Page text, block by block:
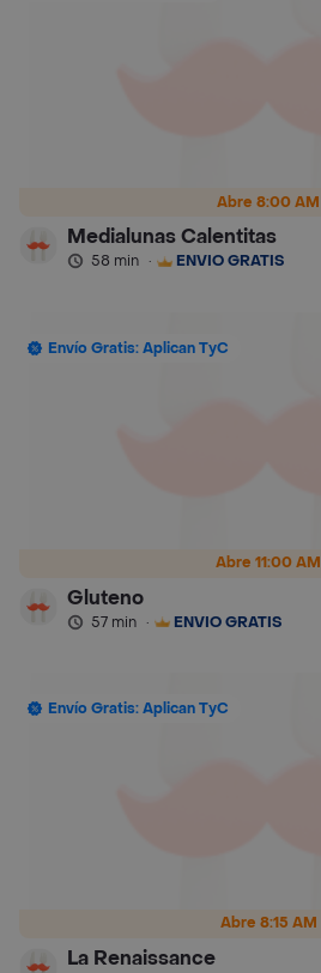
Abre 8:00 AM
Medialunas Calentitas
58 min · ENVÍO GRATIS
Abre 11:00 AM
Envío Gratis: Aplican TyC
Gluteno
57 min · ENVÍO GRATIS
Abre 8:15 AM
Envío Gratis: Aplican TyC
La Renaissance